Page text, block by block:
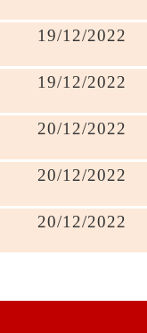
19/12/2022
19/12/2022
20/12/2022
20/12/2022
20/12/2022